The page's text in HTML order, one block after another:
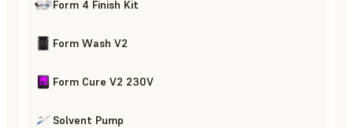
Form 4 Finish Kit
Form Wash V2
Form Cure V2 230V
Solvent Pump